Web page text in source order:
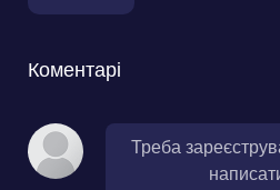
Коментарі
Треба